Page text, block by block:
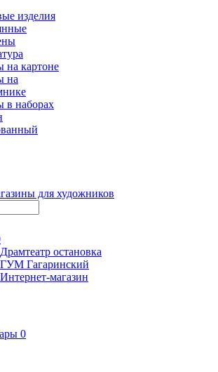
изделия
на картоне
на
в наборах
Драмтеатр остановка
ГУМ Гагаринский
Интернет-магазин
0